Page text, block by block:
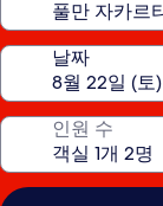
날짜
인원 수